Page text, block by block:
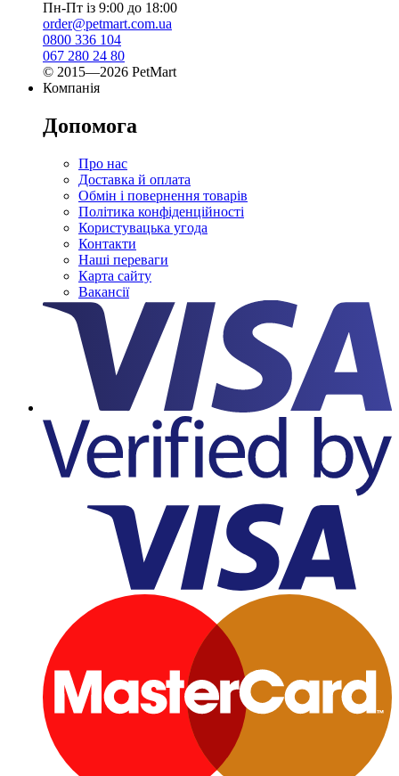
Пн-Пт із 9:00 до 18:00
order@petmart.com.ua
0800 336 104
067 280 24 80
© 2015—2026 PetMart
Компанія
Допомога
Про нас
Доставка й оплата
Обмін і повернення товарів
Політика конфіденційності
Користувацька угода
Контакти
Наші переваги
Карта сайту
Вакансії